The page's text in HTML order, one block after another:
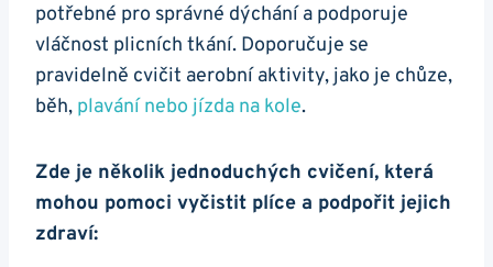
potřebné pro správné⁤ dýchání a podporuje⁢
vláčnost ‍plicních ⁤tkání.​ Doporučuje se
pravidelně cvičit aerobní aktivity, ⁢jako je chůze,
běh, plavání nebo jízda⁤ na ​kole.
Zde je několik jednoduchých ⁢cvičení, ‍která
mohou pomoci ‌vyčistit plíce a podpořit jejich
zdraví: